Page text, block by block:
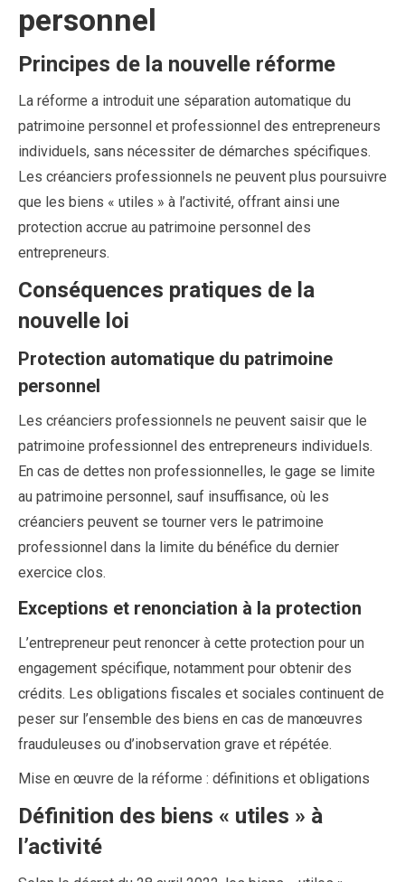
personnel
Principes de la nouvelle réforme
La réforme a introduit une séparation automatique du
patrimoine personnel et professionnel des entrepreneurs
individuels, sans nécessiter de démarches spécifiques.
Les créanciers professionnels ne peuvent plus poursuivre
que les biens « utiles » à l’activité, offrant ainsi une
protection accrue au patrimoine personnel des
entrepreneurs.
Conséquences pratiques de la
nouvelle loi
Protection automatique du patrimoine
personnel
Les créanciers professionnels ne peuvent saisir que le
patrimoine professionnel des entrepreneurs individuels.
En cas de dettes non professionnelles, le gage se limite
au patrimoine personnel, sauf insuffisance, où les
créanciers peuvent se tourner vers le patrimoine
professionnel dans la limite du bénéfice du dernier
exercice clos.
Exceptions et renonciation à la protection
L’entrepreneur peut renoncer à cette protection pour un
engagement spécifique, notamment pour obtenir des
crédits. Les obligations fiscales et sociales continuent de
peser sur l’ensemble des biens en cas de manœuvres
frauduleuses ou d’inobservation grave et répétée.
Mise en œuvre de la réforme : définitions et obligations
Définition des biens « utiles » à
l’activité